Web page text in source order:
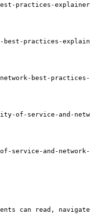
practices-
best-practices-
best-practices-
of-service-and-
service-and-
can read,